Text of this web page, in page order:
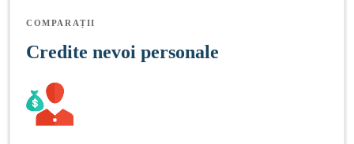
COMPARAȚII
Credite nevoi personale